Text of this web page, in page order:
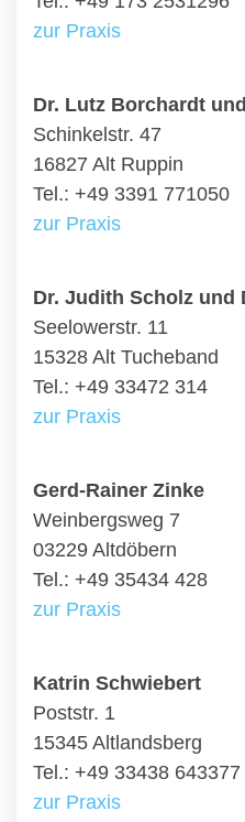
zur Praxis
Dr. Lutz Borchardt
Schinkelstr. 47
16827 Alt Ruppin
Tel.: +49 3391 771050
zur Praxis
Dr. Judith Scholz und
Seelowerstr. 11
15328 Alt Tucheband
Tel.: +49 33472 314
zur Praxis
Gerd-Rainer Zinke
Weinbergsweg 7
03229 Altdöbern
Tel.: +49 35434 428
zur Praxis
Katrin Schwiebert
Poststr. 1
15345 Altlandsberg
Tel.: +49 33438 643377
zur Praxis